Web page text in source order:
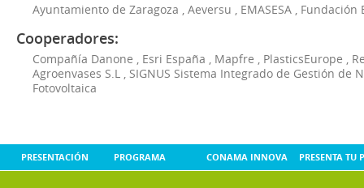
Ayuntamiento de Zaragoza Aeversu EMASESA Fundación
Cooperadores:
Compañía Danone Esri España Mapfre PlasticsEurope
Agroenvases S.L
SIGNUS Sistema Integrado de Gestión de
Fotovoltaica
PRESENTACIÓN PROGRAMA CONAMA INNOVA PRESENTA TU